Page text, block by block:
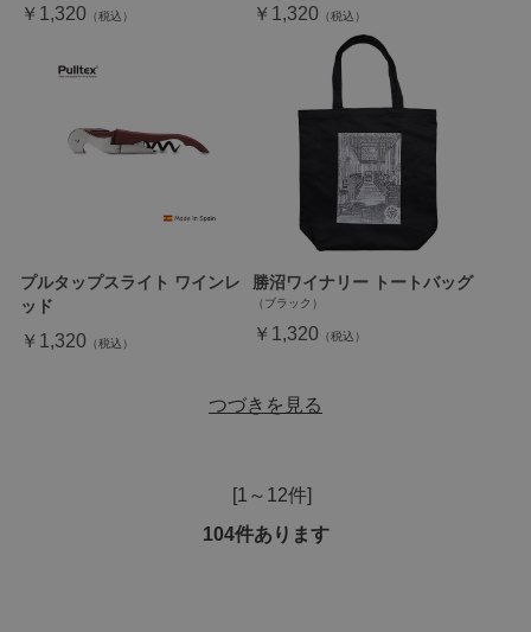
￥1,320 ￥1,320
プルタップスライト ワインレ
ッド
￥1,320
勝沼ワイナリー トートバッグ
（ブラック）
￥1,320
つづきを見る
[1～12件]
104件あります